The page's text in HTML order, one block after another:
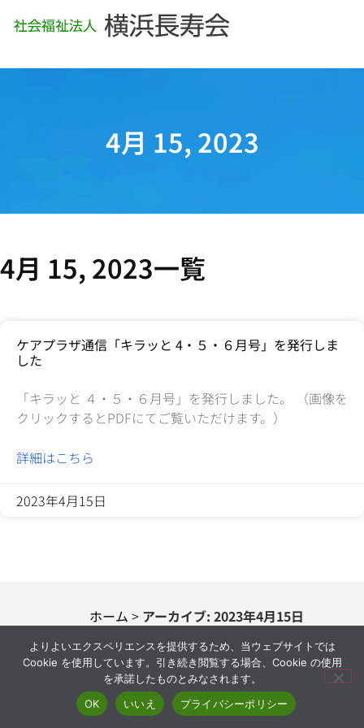
4月 15, 2023
4月 15, 2023一覧
ケアプラザ通信「キラッと 4・５・６月号」を発行しま
した
「キラッと ４・５・６月号」を発行しました。 （画像を
クリックするとPDFにてご覧いただけます。）
詳細はこちら
2023年4月15日
ホーム > アーカイブ: 2023年4月15日
よりよいエクスペリエンスを提供するため、当ウェブサイトでは
Cookie を使用しています。引き続き閲覧する場合、Cookie の使用
を承諾したものとみなされます。
OK
いいえ プライバシーポリシー